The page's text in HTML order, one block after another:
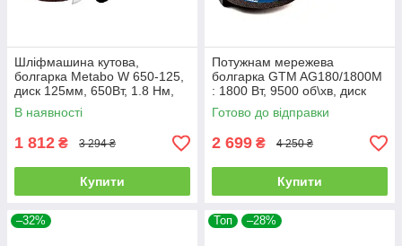
Шліфмашина кутова,
болгарка Metabo W 650-125,
диск 125мм, 650Вт, 1.8 Нм,
11000об/хв. Made in Germany
В наявності
1 812 ₴ 3 294 ₴
Купити
Потужнам мережева
болгарка GTM AG180/1800M
: 1800 Вт, 9500 об\хв, диск
180 мм, мережева кутова
шліфмашина
Готово до відправки
2 699 ₴ 4 250 ₴
Купити
–32% Топ –28%